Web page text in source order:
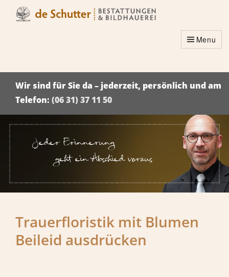
Menu
Wir sind für Sie da – jederzeit, persönlich und am
Telefon: (06 31) 37 11 50
Jeder Erinnerung
geht ein Abschied voraus
Trauerfloristik mit Blumen
Beileid ausdrücken